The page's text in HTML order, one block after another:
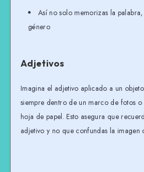
Así no solo memorizas la palabra,
género
Adjetivos
Imagina el adjetivo aplicado a un
siempre dentro de un marco de fotos
hoja de papel. Esto asegura que
adjetivo y no que confundas la imagen